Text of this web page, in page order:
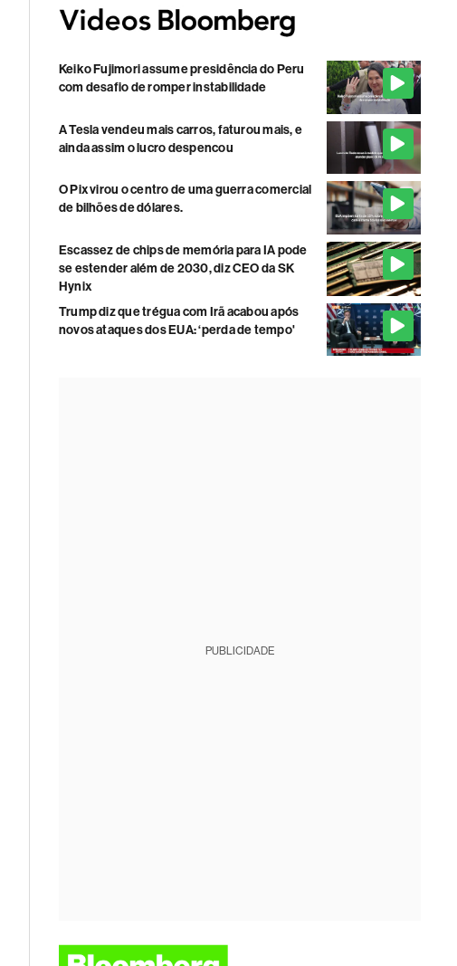
Keiko Fujimori assume presidência do Peru
com desafio de romper instabilidade
A Tesla vendeu mais carros, faturou mais, e
ainda assim o lucro despencou
O Pix virou o centro de uma guerra comercial
de bilhões de dólares.
Escassez de chips de memória para IA pode
se estender além de 2030, diz CEO da SK
Hynix
Trump diz que trégua com Irã acabou após
novos ataques dos EUA: ‘perda de tempo'
PUBLICIDADE